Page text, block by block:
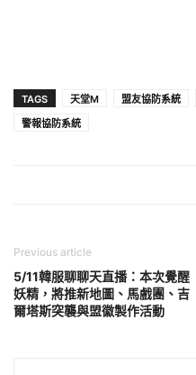
TAGS 天堂M 盟友協防系統
警報協防系統
Previous article
5/11韓服聊聊天直播：本次覺醒
妖精，將推新地圖、馬戲團、吉
爾塔斯突襲與盟徽製作活動